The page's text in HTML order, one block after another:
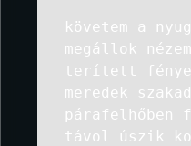
követem a
megállok
terített fényes
meredek
távol úszik